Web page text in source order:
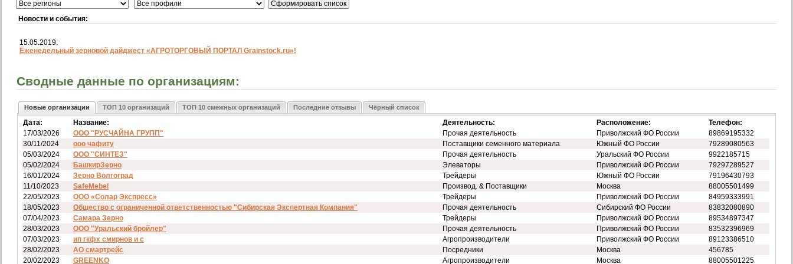
Новости и события:
15.05.2019:
Еженедельный зерновой дайджест «АГРОТОРГОВЫЙ ПОРТАЛ Grainstock.ru»!
Сводные данные по организациям:
Новые организации ТОП 10 организаций ТОП 10 смежных организаций Последние отзывы Чёрный список
Дата: Название: Деятельность: Расположение:
Телефон:
17/03/2026
ООО "РУСЧАЙНА ГРУПП" Прочая деятельность Приволжский ФО России
89869195332
30/11/2024
ооо чафиту Поставщики семенного материала Южный ФО России
79289080563
05/03/2024
ООО "СИНТЕЗ" Прочая деятельность Уральский ФО России
9922185715
05/02/2024
БашкирЗерно Элеваторы Приволжский ФО России
79297289527
16/01/2024
Зерно Волгоград Трейдеры Южный ФО России
79196430793
11/10/2023
SafeMebel Производ. & Поставщики Москва
88005501499
22/05/2023
ООО «Солар Экспресс» Трейдеры Приволжский ФО России
84959333991
18/05/2023
Общество с ограниченной ответственностью "Сибирская Экспертная Компания" Прочая деятельность Сибирский ФО России
83832080890
07/04/2023
Самара Зерно Трейдеры Приволжский ФО России
89534897347
28/03/2023
ООО "Уральский бройлер" Прочая деятельность Приволжский ФО России
83532396969
07/03/2023
ип гкфх смирнов и с Агропроизводители Приволжский ФО России
89123386510
28/02/2023
АО смартрейс Посредники Москва
456785
20/02/2023
GREENKO Агропроизводители Москва 88005501225